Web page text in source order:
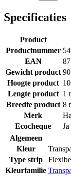
Specificaties
Product
Productnummer
EAN
Gewicht product
Hoogte product
Lengte product 1
Breedte product 8
Merk
Ecocheque
Ja
Algemeen
Kleur
Type strip
Kleurfamilie